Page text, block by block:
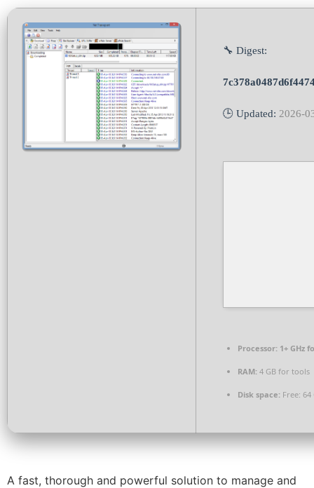
🔧 Digest:
🕒 Updated: 2026-
Processor: 1+ GHz
RAM: 4 GB for tools
Disk space: Free: 64
A fast, thorough and powerful solution to manage and